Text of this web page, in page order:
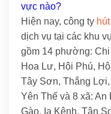
vực nào?
Hiện nay, công ty
dịch vụ tại các khu
gồm 14 phường:
Hoa Lư, Hội Phú,
Tây Sơn, Thắng
Yên Thế và 8 xã:
Gào, Ia Kênh, Tân